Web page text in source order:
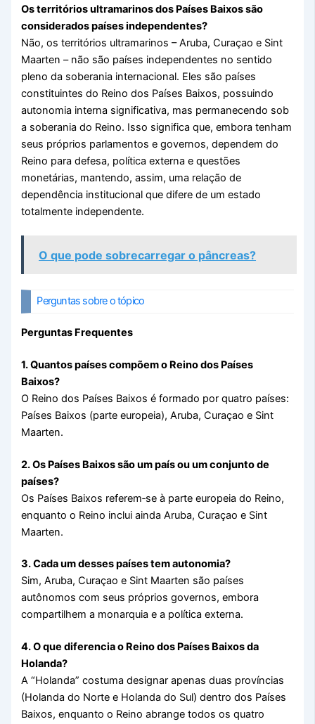
Os territórios ultramarinos dos Países Baixos são
considerados países independentes?
Não, os territórios ultramarinos – Aruba, Curaçao e Sint
Maarten – não são países independentes no sentido
pleno da soberania internacional. Eles são países
constituintes do Reino dos Países Baixos, possuindo
autonomia interna significativa, mas permanecendo sob
a soberania do Reino. Isso significa que, embora tenham
seus próprios parlamentos e governos, dependem do
Reino para defesa, política externa e questões
monetárias, mantendo, assim, uma relação de
dependência institucional que difere de um estado
totalmente independente.
O que pode sobrecarregar o pâncreas?
Perguntas sobre o tópico
Perguntas Frequentes
1. Quantos países compõem o Reino dos Países
Baixos?
O Reino dos Países Baixos é formado por quatro países:
Países Baixos (parte europeia), Aruba, Curaçao e Sint
Maarten.
2. Os Países Baixos são um país ou um conjunto de
países?
Os Países Baixos referem‑se à parte europeia do Reino,
enquanto o Reino inclui ainda Aruba, Curaçao e Sint
Maarten.
3. Cada um desses países tem autonomia?
Sim, Aruba, Curaçao e Sint Maarten são países
autônomos com seus próprios governos, embora
compartilhem a monarquia e a política externa.
4. O que diferencia o Reino dos Países Baixos da
Holanda?
A “Holanda” costuma designar apenas duas províncias
(Holanda do Norte e Holanda do Sul) dentro dos Países
Baixos, enquanto o Reino abrange todos os quatro